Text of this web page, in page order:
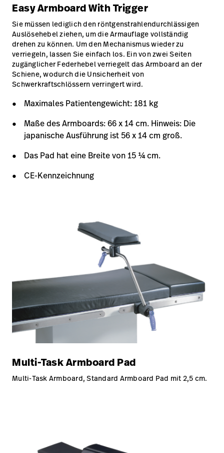
Easy Armboard With Trigger
Sie müssen lediglich den röntgenstrahlendurchlässigen
Auslösehebel ziehen, um die Armauflage vollständig
drehen zu können. Um den Mechanismus wieder zu
verriegeln, lassen Sie einfach los. Ein von zwei Seiten
zugänglicher Federhebel verriegelt das Armboard an der
Schiene, wodurch die Unsicherheit von
Schwerkraftschlössern verringert wird.
Maximales Patientengewicht: 181 kg
Maße des Armboards: 66 x 14 cm. Hinweis: Die
japanische Ausführung ist 56 x 14 cm groß.
Das Pad hat eine Breite von 15 1⁄4 cm.
CE-Kennzeichnung
Multi-Task Armboard Pad
Multi-Task Armboard, Standard Armboard Pad mit 2,5 cm.